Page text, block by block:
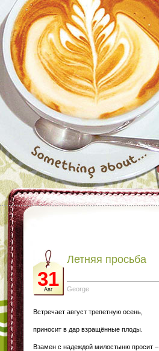
31
Авг
Летняя просьба
George
Встречает август трепетную осень,
приносит в дар взращённые плоды.
Взамен с надеждой милостыню просит –